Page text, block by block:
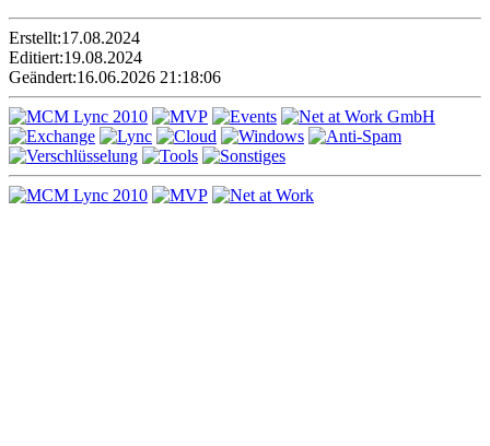
Erstellt:17.08.2024
Editiert:19.08.2024
Geändert:16.06.2026 21:18:06